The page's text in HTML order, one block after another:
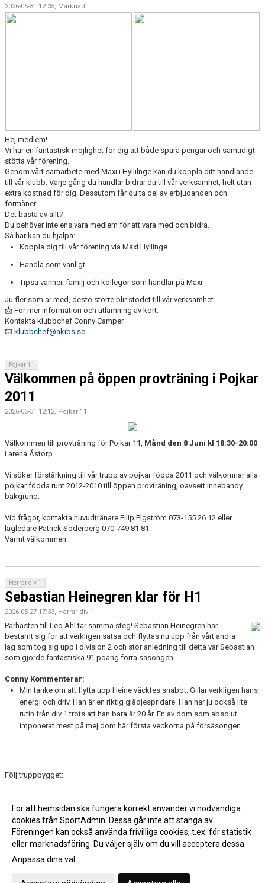
2026-05-31 12:35, Marknad
Hej medlem!
Vi har en fantastisk möjlighet för dig att både spara pengar och samtidigt
stötta vår förening.
Genom vårt samarbete med Maxi i Hyllilnge kan du koppla ditt handlande
till vår klubb. Varje gång du handlar bidrar du till vårverksamhet, helt utan
extra kostnad för dig. Dessutom får du ta del av erbjudanden och
förmåner.
Det bästa av allt?
Du behöver inte ens vara medlem för att vara med och bidra.
Så här kan du hjälpa:
Koppla dig till vår förening via Maxi Hyllinge
Handla som vanligt
Tipsa vänner, familj och kollegor som handlar på Maxi
Ju fler som är med, desto större blir stödet till vår verksamhet.
📩 För mer information och utlämning av kort:
Kontakta klubbchef Conny Camper
📧 klubbchef@akibs.se
Pojkar 11
Välkommen på öppen provträning i Pojkar
2011
2026-05-31 12:12, Pojkar 11
Välkommen till provträning för Pojkar 11, Månd den 8 Juni kl 18:30-20:00
i arena Åstorp.
Vi söker förstärkning till vår trupp av pojkar födda 2011 och välkomnar alla
pojkar födda runt 2012-2010 till öppen provträning, oavsett innebandy
bakgrund.
Vid frågor, kontakta huvudtränare Filip Elgström 073-155 26 12 eller
lagledare Patrick Söderberg 070-749 81 81.
Varmt välkommen.
Herrar div 1
Sebastian Heinegren klar för H1
2026-05-27 17:33, Herrar div 1
Parhästen till Leo Ahl tar samma steg! Sebastian Heinegren har
bestämt sig för att verkligen satsa och flyttas nu upp från vårt andra
lag som tog sig upp i division 2 och stor anledning till detta var Sebastian
som gjorde fantastiska 91 poäng förra säsongen.
Conny Kommenterar:
Min tanke om att flytta upp Heine väcktes snabbt. Gillar verkligen hans
energi och driv. Han är en riktig glädjespridare. Han har ju också lite
rutin från div 1 trots att han bara är 20 år. En av dom som absolut
imponerat mest på mej dom här första veckorna på försäsongen.
Följ truppbygget:
Fler nyheter >>
Gå till Webbversion
För att hemsidan ska fungera korrekt använder vi nödvändiga
cookies från SportAdmin. Dessa går inte att stänga av.
Föreningen kan också använda frivilliga cookies, t.ex. för statistik
eller marknadsföring. Du väljer själv om du vill acceptera dessa.
Anpassa dina val